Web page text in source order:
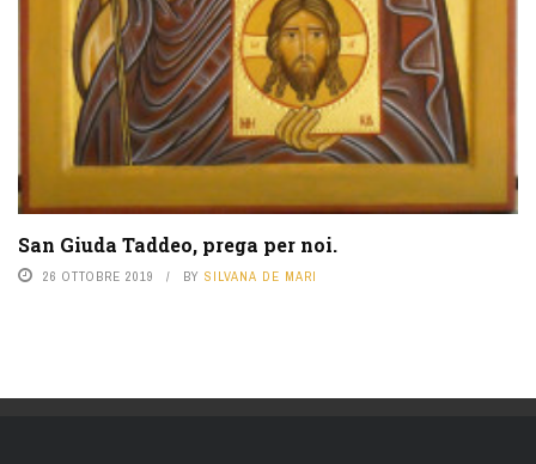
San Giuda Taddeo, prega per noi.
26 OTTOBRE 2019 BY SILVANA DE MARI